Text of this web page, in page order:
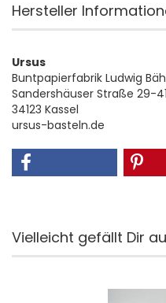
Hersteller
Ursus
Buntpapierfabrik Ludwig
Sandershäuser Straße 29-41
34123 Kassel
ursus-basteln.de
Vielleicht gefällt Dir